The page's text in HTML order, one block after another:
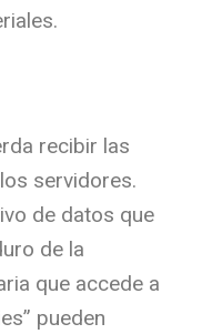
recibir las
servidores.
de datos que
de la
que accede a
pueden